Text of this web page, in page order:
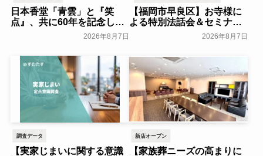
日本香堂「青雲」と『笑
点』、共に60年を記念した
初コラボ！オリジナルグッ
ズのプレゼントキャンペー
ンを実施～日本香堂～
一般公開
2026年8月7日
【福岡市早良区】お寺様に
よる特別法話会＆セミナー
特典「無料試食会」を8月
18日(月)にシティホール飯
一般公開
2026年8月7日
調査データ
【実家じまいに関する意識
新店オープン
【家族葬ニーズの高まりに